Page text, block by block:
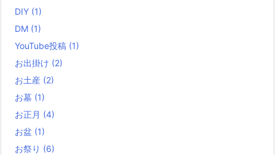
DIY (1)
DM (1)
YouTube投稿 (1)
お出掛け (2)
お土産 (2)
お墓 (1)
お正月 (4)
お盆 (1)
お祭り (6)